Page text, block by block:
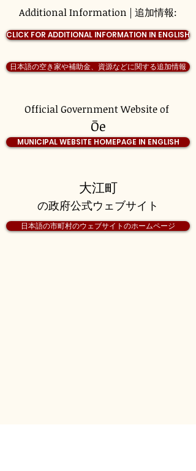
Official Government Website of
Additional Information | 追加情報:
Ōe
MUNICIPAL WEBSITE HOMEPAGE IN ENGLISH
大江町
日本語の市町村のウェブサイトのホームページ
の政府公式ウェブサイト
CLICK FOR ADDITIONAL INFORMATION IN ENGLISH
日本語の空き家や補助金、資源などに関する追加情報